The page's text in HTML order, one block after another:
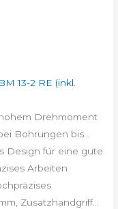
13-2 RE (inkl.
Drehmoment
Bohrungen bis...
Design für eine gute
Arbeiten
Zusatzhandgriff...